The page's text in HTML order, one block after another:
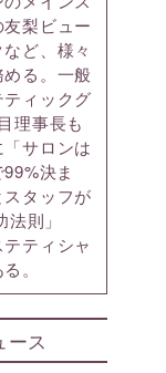
梨ビュー
ど、様々
る。一般
ィックグ
理事長も
サロンは
決ま
タッフが
則」
テティシャ
。
ース